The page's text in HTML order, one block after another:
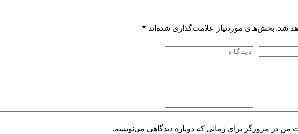
شد. بخش‌های موردنیاز علامت‌گذاری شده‌اند *
من در مرورگر برای زمانی که دوباره دیدگاهی می‌نویسم.